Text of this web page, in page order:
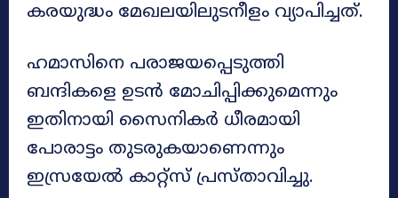
കരയുദ്ധം മേഖലയിലുടനീളം വ്യാപിച്ചത്.
ഹമാസിനെ പരാജയപ്പെടുത്തി
ബന്ദികളെ ഉടൻ മോചിപ്പിക്കുമെന്നും
ഇതിനായി സൈനികർ ധീരമായി
പോരാട്ടം തുടരുകയാണെന്നും
ഇസ്രയേൽ കാറ്റ്‌സ് പ്രസ്താവിച്ചു.